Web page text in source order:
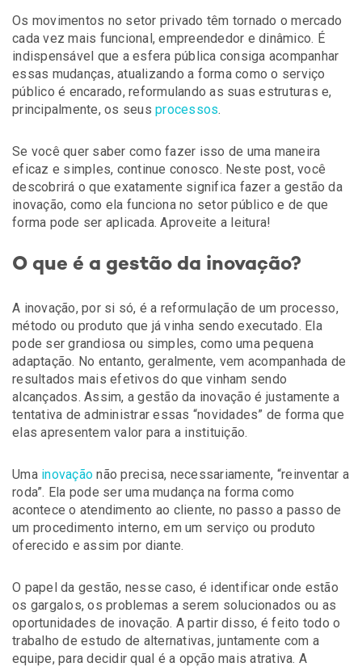
Os movimentos no setor privado têm tornado o mercado
cada vez mais funcional, empreendedor e dinâmico. É
indispensável que a esfera pública consiga acompanhar
essas mudanças, atualizando a forma como o serviço
público é encarado, reformulando as suas estruturas e,
principalmente, os seus processos.
Se você quer saber como fazer isso de uma maneira
eficaz e simples, continue conosco. Neste post, você
descobrirá o que exatamente significa fazer a gestão da
inovação, como ela funciona no setor público e de que
forma pode ser aplicada. Aproveite a leitura!
O que é a gestão da inovação?
A inovação, por si só, é a reformulação de um processo,
método ou produto que já vinha sendo executado. Ela
pode ser grandiosa ou simples, como uma pequena
adaptação. No entanto, geralmente, vem acompanhada de
resultados mais efetivos do que vinham sendo
alcançados. Assim, a gestão da inovação é justamente a
tentativa de administrar essas “novidades” de forma que
elas apresentem valor para a instituição.
Uma inovação não precisa, necessariamente, “reinventar a
roda”. Ela pode ser uma mudança na forma como
acontece o atendimento ao cliente, no passo a passo de
um procedimento interno, em um serviço ou produto
oferecido e assim por diante.
O papel da gestão, nesse caso, é identificar onde estão
os gargalos, os problemas a serem solucionados ou as
oportunidades de inovação. A partir disso, é feito todo o
trabalho de estudo de alternativas, juntamente com a
equipe, para decidir qual é a opção mais atrativa. A